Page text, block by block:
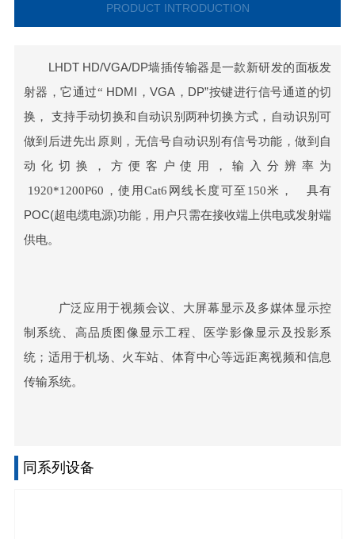
PRODUCT INTRODUCTION
LHDT HD/VGA/DP墙插传输器是一款新研发的面板发
射器，它通过“ HDMI，VGA，DP”按键进行信号通道的切
换，
支持手动切换和自动识别两种切换方式，自动识别可
做到后进先出原则，无信号自动识别有信号功能，做到自
动化切换，方便客户使用，输入分辨率为
1920*1200P60，使用Cat6网线长度可至150米，
具有
POC(超电缆电源)功能，用户只需在接收端上供电或发射端
供电。
广泛应用于视频会议、大屏幕显示及多媒体显示控
制系统、高品质图像显示工程、医学影像显示及投影系
统；适用于机场、火车站、体育中心等远距离视频和信息
传输系统。
同系列设备